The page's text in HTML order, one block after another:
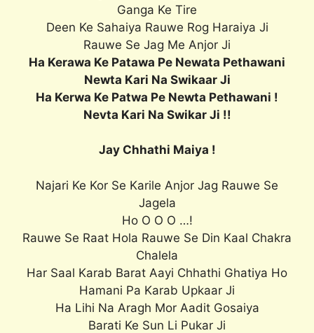
Ganga Ke Tire
Deen Ke Sahaiya Rauwe Rog Haraiya Ji
Rauwe Se Jag Me Anjor Ji
Ha Kerawa Ke Patawa Pe Newata Pethawani
Newta Kari Na Swikaar Ji
Ha Kerwa Ke Patwa Pe Newta Pethawani !
Nevta Kari Na Swikar Ji !!
Jay Chhathi Maiya !
Najari Ke Kor Se Karile Anjor Jag Rauwe Se
Jagela
Ho O O O …!
Rauwe Se Raat Hola Rauwe Se Din Kaal Chakra
Chalela
Har Saal Karab Barat Aayi Chhathi Ghatiya Ho
Hamani Pa Karab Upkaar Ji
Ha Lihi Na Aragh Mor Aadit Gosaiya
Barati Ke Sun Li Pukar Ji